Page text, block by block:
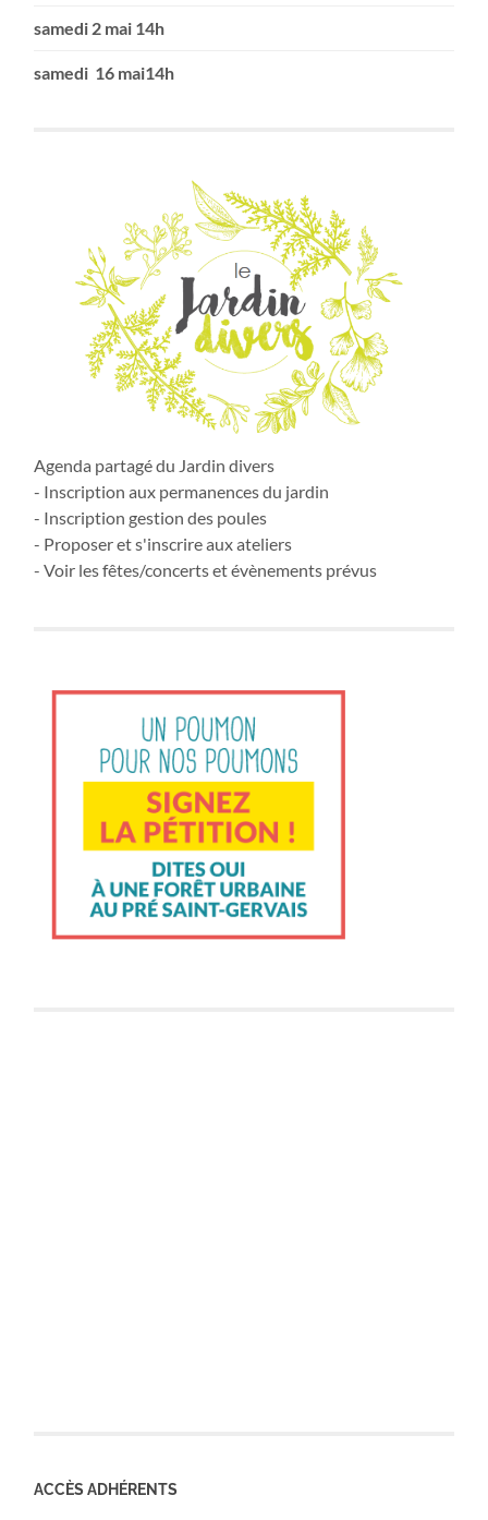
samedi 2 mai 14h
samedi 16 mai14h
Agenda partagé du Jardin divers
- Inscription aux permanences du jardin
- Inscription gestion des poules
- Proposer et s'inscrire aux ateliers
- Voir les fêtes/concerts et évènements prévus
ACCÈS ADHÉRENTS